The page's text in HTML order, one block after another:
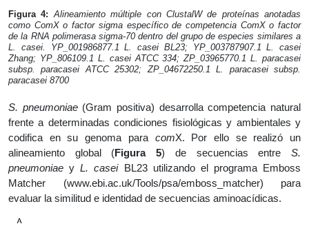
Figura 4: Alineamiento múltiple con ClustalW de proteínas anotadas
como ComX o factor sigma específico de competencia ComX o factor
de la RNA polimerasa sigma-70 dentro del grupo de especies similares a
L. casei. YP_001986877.1L. casei BL23; YP_003787907.1L. casei
Zhang; YP_806109.1 L. caseiATCC 334; ZP_03965770.1L. paracasei
subsp. paracasei ATCC 25302; ZP_04672250.1L. paracasei subsp.
paracasei 8700
S. pneumoniae(Gram positiva) desarrolla competencia natural
frente a determinadas condiciones fisiológicas y ambientales y
codifica en su genoma para comX. Por ello se realizó un
alineamiento global (Figura 5) de secuencias entreS.
pneumoniae yL. caseiBL23 utilizando el programa Emboss
Matcher (www.ebi.ac.uk/Tools/psa/emboss_matcher) para
evaluar la similitud e identidad de secuencias aminoacídicas.